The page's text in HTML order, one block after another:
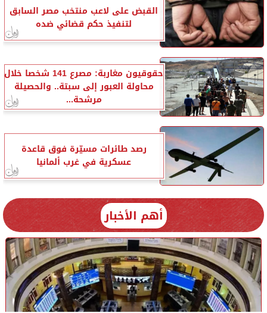
القبض على لاعب منتخب مصر السابق
لتنفيذ حكم قضائي ضده
حقوقيون مغاربة: مصرع 141 شخصا خلال
محاولة العبور إلى سبتة.. والحصيلة
مرشحة...
رصد طائرات مسيّرة فوق قاعدة
عسكرية في غرب ألمانيا
أهم الأخبار